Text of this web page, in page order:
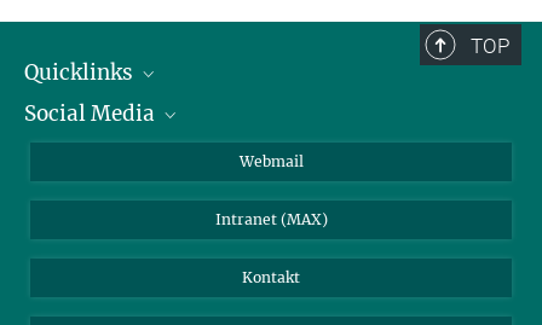
TOP
Quicklinks
IMPRS Graduiertenschule
Social Media
Webmail
Intranet (MAX)
Kontakt